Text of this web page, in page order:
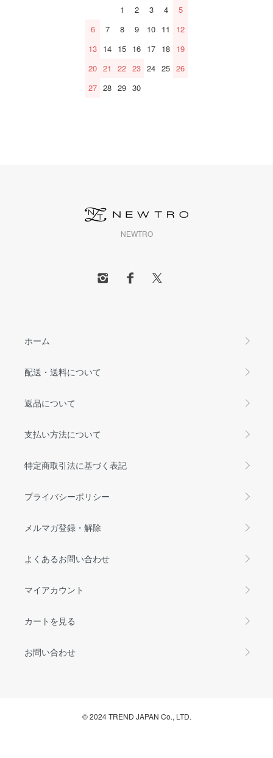
1
2 3 4
5
6
7 8 9 10 11
12
13 14 15 16 17 18 19
20 21 22 23 24 25 26
27 28 29 30
NEWTRO
ホーム
配送・送料について
返品について
支払い方法について
特定商取引法に基づく表記
プライバシーポリシー
メルマガ登録・解除
よくあるお問い合わせ
マイアカウント
カートを見る
お問い合わせ
© 2024 TREND JAPAN Co., LTD.